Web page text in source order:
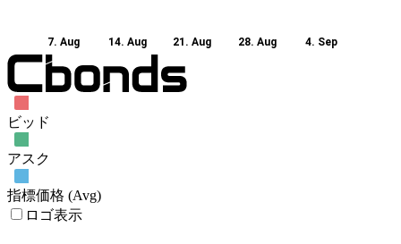
7. Aug 14. Aug 21. Aug 28. Aug 4. Sep
ビッド
アスク
指標価格 (Avg)
ロゴ表示